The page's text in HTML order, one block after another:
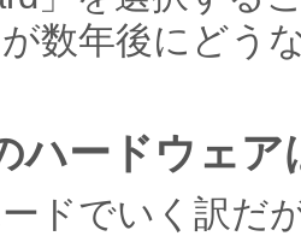
が数年後にどう
ハードウェア
ドでいく訳だ